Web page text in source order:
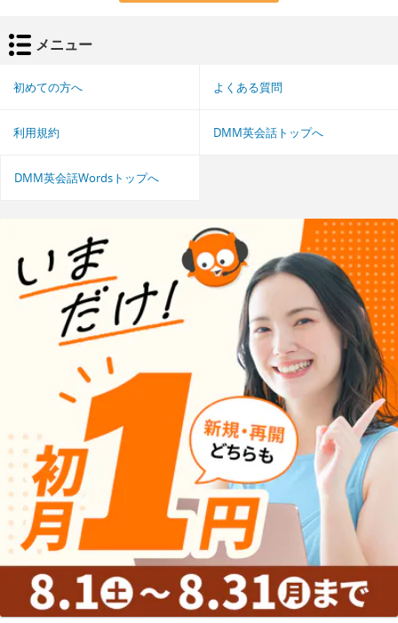
メニュー
初めての方へ よくある質問
利用規約 DMM英会話トップへ
DMM英会話Wordsトップへ